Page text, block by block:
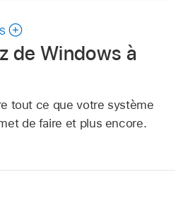
de Windows à
tout ce que votre système
de faire et plus encore.